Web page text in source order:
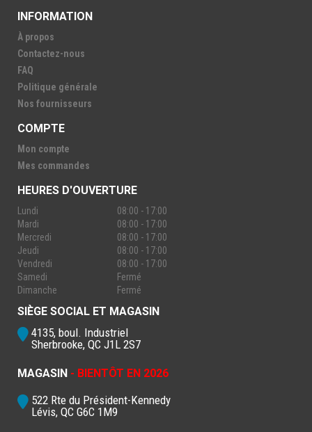
INFORMATION
À propos
Contactez-nous
FAQ
Politique générale
Nos fournisseurs
COMPTE
Mon compte
Mes commandes
HEURES D'OUVERTURE
Lundi
08:00 - 17:00
Mardi
08:00 - 17:00
Mercredi
08:00 - 17:00
Jeudi
08:00 - 17:00
Vendredi
08:00 - 17:00
Samedi
Fermé
Dimanche
Fermé
SIÈGE SOCIAL ET MAGASIN
4135, boul. Industriel
Sherbrooke, QC J1L 2S7
MAGASIN - BIENTÔT EN 2026
522 Rte du Président-Kennedy
Lévis, QC G6C 1M9